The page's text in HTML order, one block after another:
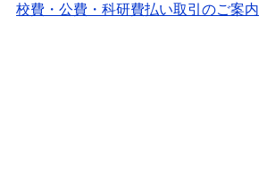
校費・公費・科研費払い取引のご案内